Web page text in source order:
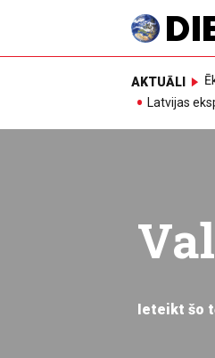
AKTUĀLI
Latvijas
Ieteikt šo